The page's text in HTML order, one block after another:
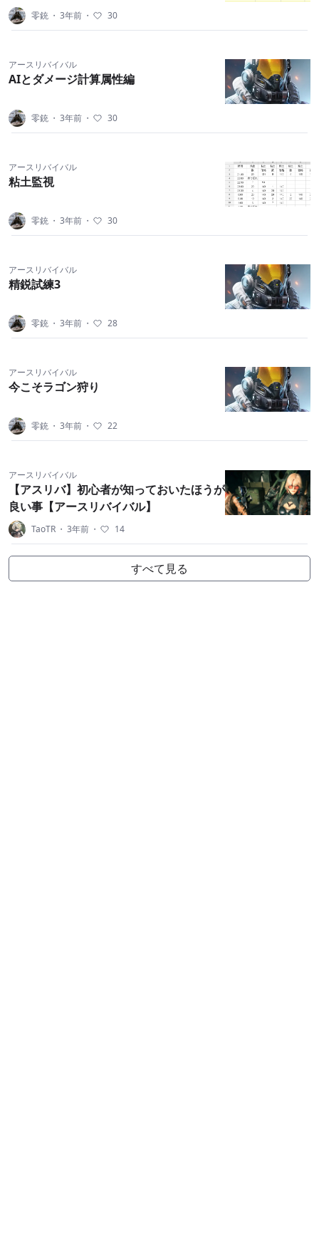
零銃 ・ 3年前 ・ 30
アースリバイバル
AIとダメージ計算属性編
零銃 ・ 3年前 ・ 30
アースリバイバル
粘土監視
零銃 ・ 3年前 ・ 30
アースリバイバル
精鋭試練3
零銃 ・ 3年前 ・ 28
アースリバイバル
今こそラゴン狩り
零銃 ・ 3年前 ・ 22
アースリバイバル
【アスリバ】初心者が知っておいたほうが
良い事【アースリバイバル】
TaoTR ・ 3年前 ・ 14
すべて見る